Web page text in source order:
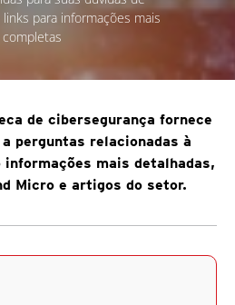
para informações mais
completas
de cibersegurança fornece
perguntas relacionadas à
informações mais detalhadas,
Micro e artigos do setor.